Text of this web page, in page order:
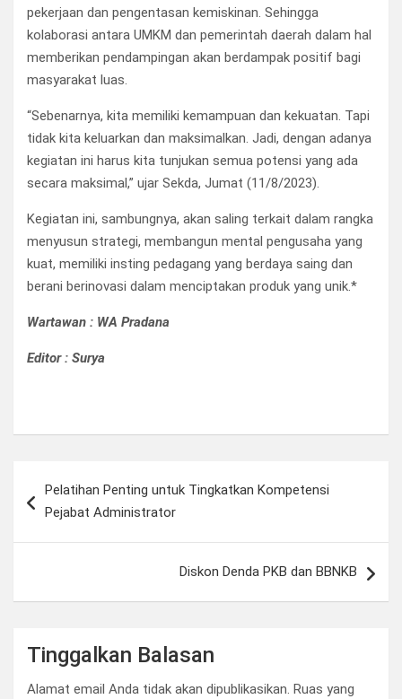
pekerjaan dan pengentasan kemiskinan. Sehingga
kolaborasi antara UMKM dan pemerintah daerah dalam hal
memberikan pendampingan akan berdampak positif bagi
masyarakat luas.
“Sebenarnya, kita memiliki kemampuan dan kekuatan. Tapi
tidak kita keluarkan dan maksimalkan. Jadi, dengan adanya
kegiatan ini harus kita tunjukan semua potensi yang ada
secara maksimal,” ujar Sekda, Jumat (11/8/2023).
Kegiatan ini, sambungnya, akan saling terkait dalam rangka
menyusun strategi, membangun mental pengusaha yang
kuat, memiliki insting pedagang yang berdaya saing dan
berani berinovasi dalam menciptakan produk yang unik.*
Wartawan : WA Pradana
Editor : Surya
posPelatihan Penting untuk Tingkatkan Kompetensi
Pejabat Administrator
Diskon Denda PKB dan BBNKB
Tinggalkan Balasan
Alamat email Anda tidak akan dipublikasikan. Ruas yang